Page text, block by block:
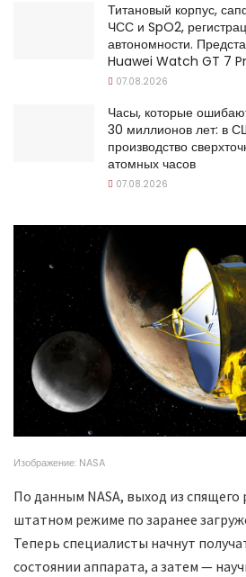
Титановый корпус,
ЧСС и SpO2,
автономности.
Huawei Watch GT 7
07.08.2026
Часы, которые
30 миллионов лет: в
производство
атомных часов
07.08.2026
Изображение: NASA
По данным NASA, выход из
штатном режиме по заранее
Теперь специалисты начнут
состоянии аппарата, а затем —